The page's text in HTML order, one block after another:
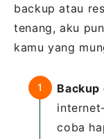
backup atau
tenang, aku
kamu yang
Backup
coba